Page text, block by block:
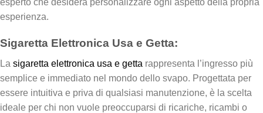
esperto che desidera personalizzare ogni aspetto della propria
esperienza.
Sigaretta Elettronica Usa e Getta:
La sigaretta elettronica usa e getta rappresenta l’ingresso più
semplice e immediato nel mondo dello svapo. Progettata per
essere intuitiva e priva di qualsiasi manutenzione, è la scelta
ideale per chi non vuole preoccuparsi di ricariche, ricambi o